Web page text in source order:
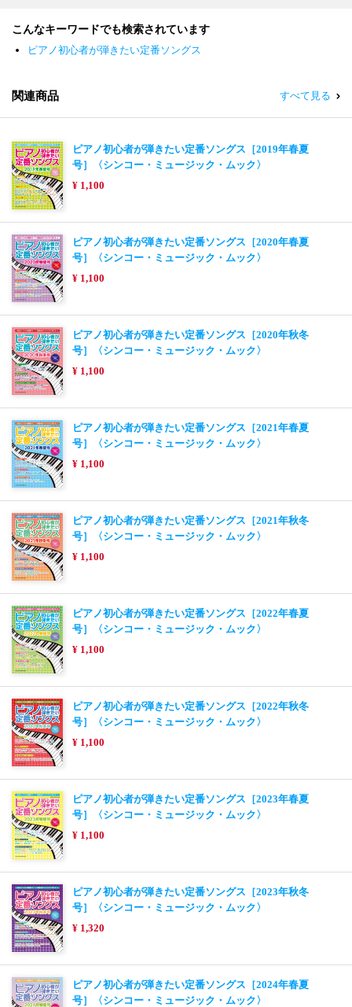
こんなキーワードでも検索されています
ピアノ初心者が弾きたい定番ソングス
関連商品 すべて見る
ピアノ初心者が弾きたい定番ソングス［2019年春夏
号］〈シンコー・ミュージック・ムック〉
¥ 1,100
ピアノ初心者が弾きたい定番ソングス［2020年春夏
号］〈シンコー・ミュージック・ムック〉
¥ 1,100
ピアノ初心者が弾きたい定番ソングス［2020年秋冬
号］〈シンコー・ミュージック・ムック〉
¥ 1,100
ピアノ初心者が弾きたい定番ソングス［2021年春夏
号］〈シンコー・ミュージック・ムック〉
¥ 1,100
ピアノ初心者が弾きたい定番ソングス［2021年秋冬
号］〈シンコー・ミュージック・ムック〉
¥ 1,100
ピアノ初心者が弾きたい定番ソングス［2022年春夏
号］〈シンコー・ミュージック・ムック〉
¥ 1,100
ピアノ初心者が弾きたい定番ソングス［2022年秋冬
号］〈シンコー・ミュージック・ムック〉
¥ 1,100
ピアノ初心者が弾きたい定番ソングス［2023年春夏
号］〈シンコー・ミュージック・ムック〉
¥ 1,100
ピアノ初心者が弾きたい定番ソングス［2023年秋冬
号］〈シンコー・ミュージック・ムック〉
¥ 1,320
ピアノ初心者が弾きたい定番ソングス［2024年春夏
号］〈シンコー・ミュージック・ムック〉